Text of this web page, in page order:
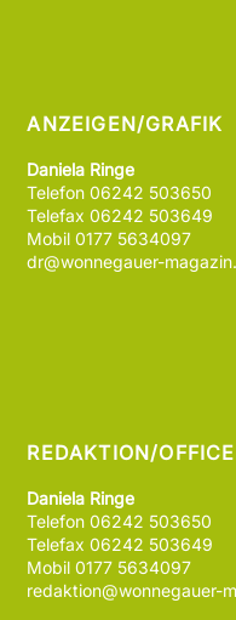
ANZEIGEN/GRAFIK
Daniela Ringe
Telefon 06242 503650
Telefax 06242 503649
Mobil 0177 5634097
dr@wonnegauer-
REDAKTION/OFFICE
Daniela Ringe
Telefon 06242 503650
Telefax 06242 503649
Mobil 0177 5634097
redaktion@wonnegauer-